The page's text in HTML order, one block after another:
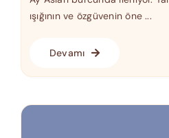
ışığının ve özgüvenin öne ...
Devamı